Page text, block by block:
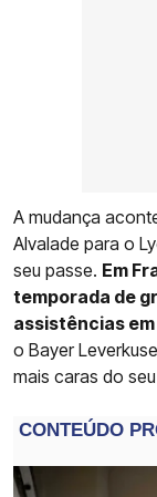
A mudança
Alvalade para o
seu passe. Em
temporada de
assistências
o Bayer
mais caras do